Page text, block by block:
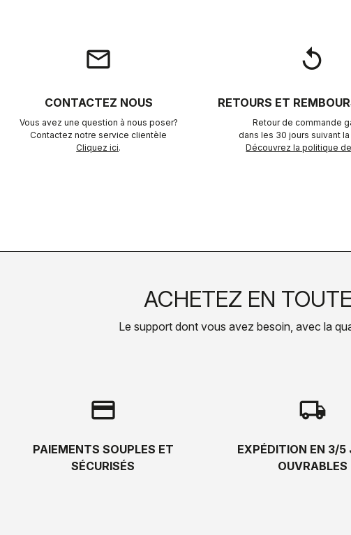
email
CONTACTEZ NOUS
Vous avez une question à nous poser?
Contactez notre service clientèle
Cliquez ici.
replay
RETOURS ET
Retour de commande
dans les 30 jours suivant
Découvrez la politique
ACHETEZ EN
Le support dont vous avez besoin, avec la
credit_card
PAIEMENTS SOUPLES ET
SÉCURISÉS
local_shipping
EXPÉDITION EN 3/5
OUVRABLES